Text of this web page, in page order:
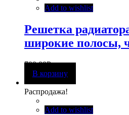
Add to wishlist
Решетка
широкие полосы,
700,00Р
В корзину
Распродажа!
Add to wishlist